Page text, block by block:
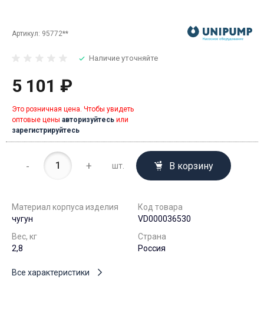
Артикул: 95772**
Наличие уточняйте
5 101 ₽
Это розничная цена. Чтобы увидеть
оптовые цены авторизуйтесь или
зарегистрируйтесь
- + шт. В корзину
Материал корпуса изделия
чугун
Код товара
VD000036530
Вес, кг
2,8
Страна
Россия
Все характеристики